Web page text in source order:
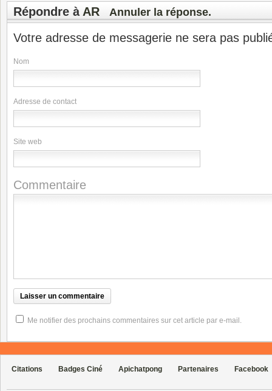
Répondre à AR Annuler la réponse.
Votre adresse de messagerie ne sera pas
Nom
Adresse de contact
Site web
Commentaire
Me notifier des prochains commentaires sur cet article par e-mail.
Citations Badges Ciné Apichatpong Partenaires Facebook